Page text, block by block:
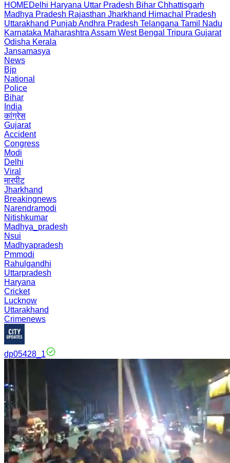
HOMEDelhi Haryana Uttar Pradesh Bihar Chhattisgarh
Madhya Pradesh Rajasthan Jharkhand Himachal Pradesh
Uttarakhand PunjabAndhra Pradesh Telangana Tamil Nadu
Karnataka Maharashtra Assam West Bengal Tripura Gujarat
Odisha Kerala
Jansamasya
News
Bjp
National
Police
Bihar
India
कांग्रेस
Gujarat
Accident
Congress
Modi
Delhi
Viral
मारपीट
Jharkhand
Breakingnews
Narendramodi
Nitishkumar
Madhya_pradesh
Nsui
Madhyapradesh
Pmmodi
Rahulgandhi
Uttarpradesh
Haryana
Cricket
Lucknow
Uttarakhand
Crimenews
dp05428_1